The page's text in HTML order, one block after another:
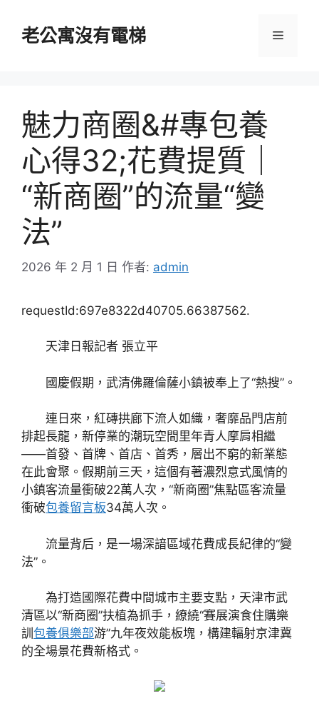
老公寓沒有電梯 選
魅力商圈&#專包養
心得32;花費提質｜
“新商圈”的流量“變
法”
2026 年 2 月 1 日 作者: admin
requestId:697e8322d40705.66387562.
天津日報記者 張立平
國慶假期，武清佛羅倫薩小鎮被奉上了“熱搜”。
連日來，紅磚拱廊下流人如織，奢靡品門店前
排起長龍，新停業的潮玩空間里年青人摩肩相繼
——首發、首牌、首店、首秀，層出不窮的新業態
在此會聚。假期前三天，這個有著濃烈意式風情的
小鎮客流量衝破22萬人次，“新商圈”焦點區客流量
衝破包養留言板34萬人次。
流量背后，是一場深諳區域花費成長紀律的“變
法”。
為打造國際花費中間城市主要支點，天津市武
清區以“新商圈”扶植為抓手，繚繞“賽展演食住購樂
訓 包養俱樂部游”九年夜效能板塊，構建輻射京津冀
的全場景花費新格式。